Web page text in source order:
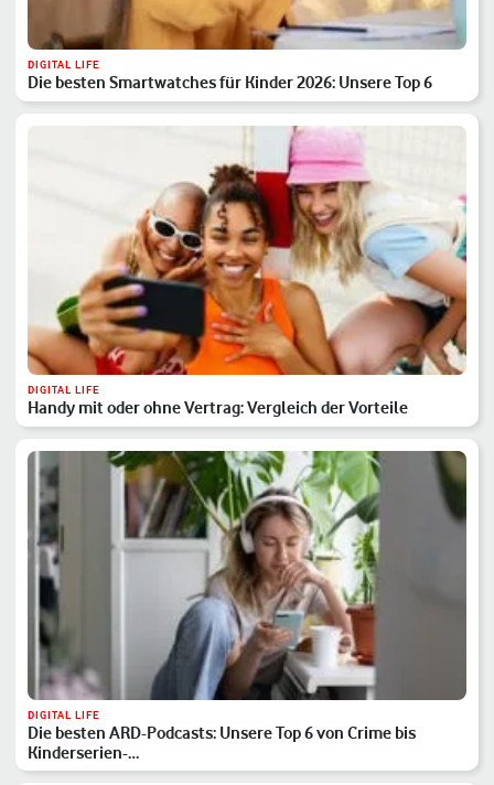
DIGITAL LIFE
Die besten Smartwatches für Kinder 2026: Unsere Top 6
DIGITAL LIFE
Handy mit oder ohne Vertrag: Vergleich der Vorteile
DIGITAL LIFE
Die besten ARD-Podcasts: Unsere Top 6 von Crime bis
Kinderserien-…